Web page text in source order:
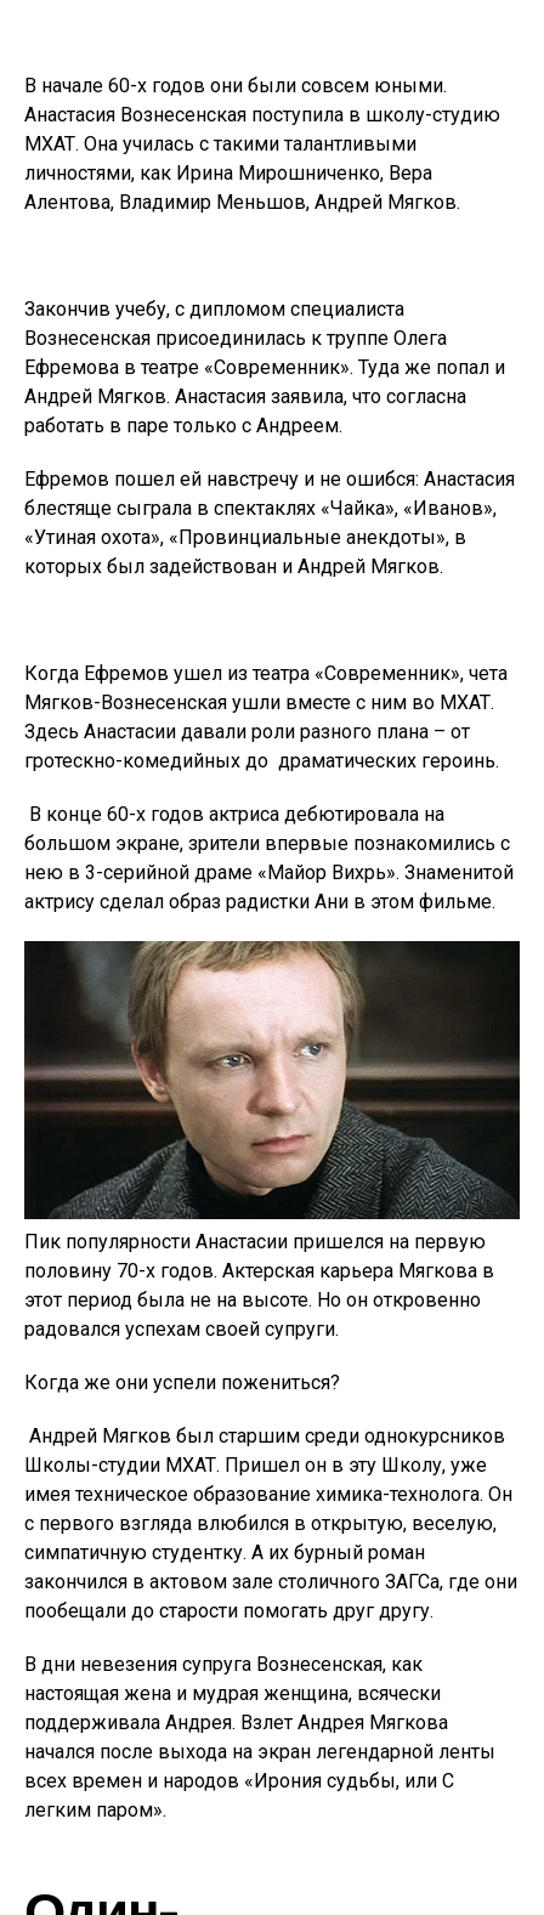
В начале 60-х годов они были совсем юными.
Анастасия Вознесенская поступила в школу-студию
МХАТ. Она училась с такими талантливыми
личностями, как Ирина Мирошниченко, Вера
Алентова, Владимир Меньшов, Андрей Мягков.
Закончив учебу, с дипломом специалиста
Вознесенская присоединилась к труппе Олега
Ефремова в театре «Современник». Туда же попал и
Андрей Мягков. Анастасия заявила, что согласна
работать в паре только с Андреем.
Ефремов пошел ей навстречу и не ошибся: Анастасия
блестяще сыграла в спектаклях «Чайка», «Иванов»,
«Утиная охота», «Провинциальные анекдоты», в
которых был задействован и Андрей Мягков.
Когда Ефремов ушел из театра «Современник», чета
Мягков-Вознесенская ушли вместе с ним во МХАТ.
Здесь Анастасии давали роли разного плана – от
гротескно-комедийных до драматических героинь.
В конце 60-х годов актриса дебютировала на
большом экране, зрители впервые познакомились с
нею в 3-серийной драме «Майор Вихрь». Знаменитой
актрису сделал образ радистки Ани в этом фильме.
Пик популярности Анастасии пришелся на первую
половину 70-х годов. Актерская карьера Мягкова в
этот период была не на высоте. Но он откровенно
радовался успехам своей супруги.
Когда же они успели пожениться?
Андрей Мягков был старшим среди однокурсников
Школы-студии МХАТ. Пришел он в эту Школу, уже
имея техническое образование химика-технолога. Он
с первого взгляда влюбился в открытую, веселую,
симпатичную студентку. А их бурный роман
закончился в актовом зале столичного ЗАГСа, где они
пообещали до старости помогать друг другу.
В дни невезения супруга Вознесенская, как
настоящая жена и мудрая женщина, всячески
поддерживала Андрея. Взлет Андрея Мягкова
начался после выхода на экран легендарной ленты
всех времен и народов «Ирония судьбы, или С
легким паром».